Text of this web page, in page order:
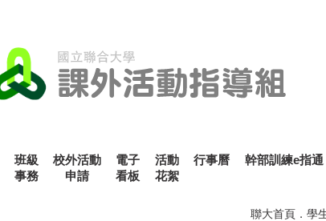
班級
事務
校外活動
申請
電子
看板
活動
花絮
行事曆 幹部訓練e指通
聯大首頁 ． 學